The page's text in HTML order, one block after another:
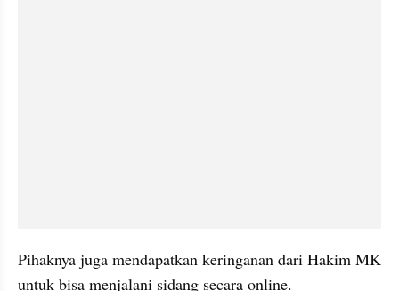
Pihaknya juga mendapatkan keringanan dari Hakim MK
untuk bisa menjalani sidang secara online.